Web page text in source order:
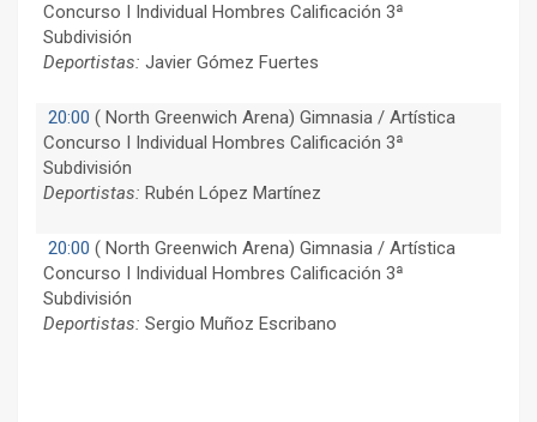
Concurso I Individual Hombres Calificación 3ª
Subdivisión
Deportistas: Javier Gómez Fuertes
20:00 ( North Greenwich Arena) Gimnasia / Artística
Concurso I Individual Hombres Calificación 3ª
Subdivisión
Deportistas: Rubén López Martínez
20:00 ( North Greenwich Arena) Gimnasia / Artística
Concurso I Individual Hombres Calificación 3ª
Subdivisión
Deportistas: Sergio Muñoz Escribano